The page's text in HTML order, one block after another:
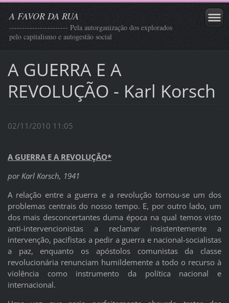
A FAVOR DA RUA
----------------------- Pela autorganização dos explorados
pelo capitalismo e autogestão social
A GUERRA E A
REVOLUÇÃO - Karl Korsch
02/11/2010 11:05
A GUERRA E A REVOLUÇÃO*
por Karl Korsch, 1941
A relação entre a guerra e a revolução tornou-se um dos
problemas centrais do nosso tempo. E, por outro lado, um
dos mais desconcertantes duma época na qual temos visto
anti-intervencionistas a reclamar insistentemente a
intervenção, pacifistas a pedir a guerra e nacional-socialistas
a paz, enquanto os apóstolos comunistas da classe
revolucionária renunciam humildemente a todo o recurso à
violência como instrumento da política nacional e
internacional.